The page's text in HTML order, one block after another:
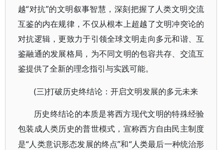
越“对抗”的文明叙事智慧，深刻把握了人类文明交流
互鉴的内在规律，不仅从根本上超越了文明冲突论的
对抗逻辑，更致力于引领全球文明走向多元和谐、互
鉴融通的发展格局，为不同文明的包容共存、交流互
鉴提供了全新的理念指引与实践可能。
(三)打破历史终结论：开启文明发展的多元未来
历史终结论的本质是将西方现代文明的特殊经验
包装成人类历史的普世模式，宣称西方自由民主制度
是“人类意识形态发展的终点”和“人类最后一种统治形